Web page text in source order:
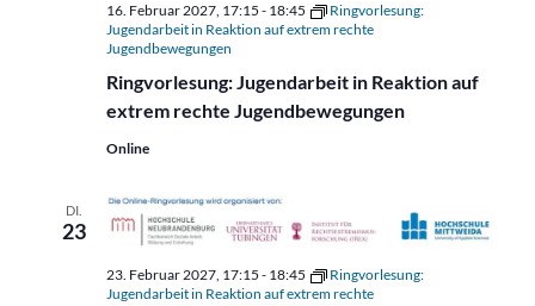
Ringvorlesung: Jugendarbeit in Reaktion auf
extrem rechte Jugendbewegungen
16. Februar 2027, 17:15 - 18:45
Ringvorlesung:
Jugendarbeit in Reaktion auf extrem rechte
Jugendbewegungen
Online
DI.
23
23. Februar 2027, 17:15 - 18:45
Ringvorlesung:
Jugendarbeit in Reaktion auf extrem rechte